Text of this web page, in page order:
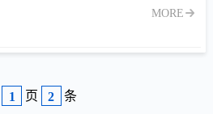
MORE
1 页 2 条